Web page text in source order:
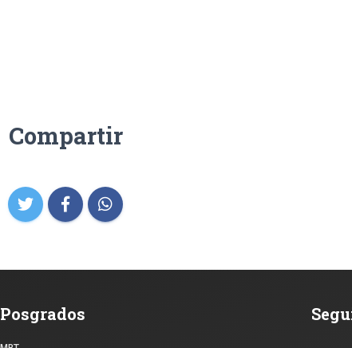
Compartir
Posgrados